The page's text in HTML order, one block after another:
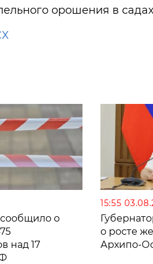
орошения в
о
над 17
15:55
о росте
Архипо-